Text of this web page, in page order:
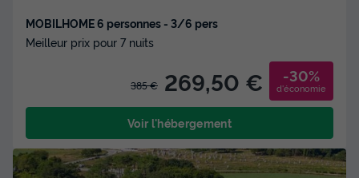
MOBILHOME 6 personnes - 3/6 pers
Meilleur prix pour 7 nuits
385 € 269,50 € -30%
d'économie
Voir l'hébergement